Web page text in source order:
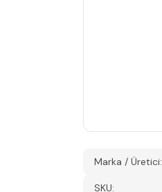
Marka / Üretici:
SKU: